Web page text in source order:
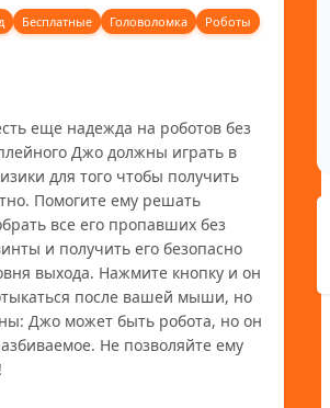
Бесплатные Головоломка
Роботы
еще надежда на роботов без
Джо должны играть в
для того чтобы получить
Помогите ему решать
все его пропавших без
и получить его безопасно
выхода. Нажмите кнопку и он
после вашей мыши, но
Джо может быть робота, но он
Не позволяйте ему